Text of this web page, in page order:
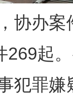
办案
269起
犯罪